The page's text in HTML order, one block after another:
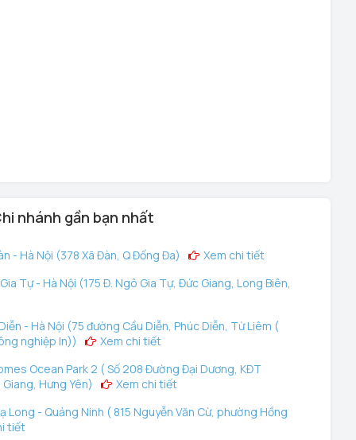
nhánh gần bạn nhất
- Hà Nội (378 Xã Đàn, Q Đống Đa)
Xem chi tiết
Tự - Hà Nội (175 Đ. Ngô Gia Tự, Đức Giang, Long Biên,
- Hà Nội (75 đường Cầu Diễn, Phúc Diễn, Từ Liêm (
nghiệp In))
Xem chi tiết
Ocean Park 2 ( Số 208 Đường Đại Dương, KĐT
Hưng Yên)
Xem chi tiết
Long - Quảng Ninh ( 815 Nguyễn Văn Cừ, phường Hồng
tiết